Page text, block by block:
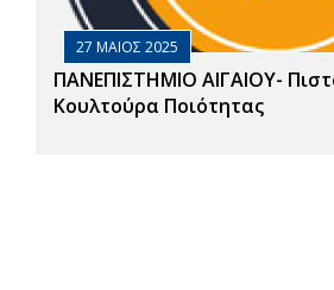
27 ΜΑΙΟΣ 2025
ΠΑΝΕΠΙΣΤΗΜΙΟ ΑΙΓΑΙΟΥ-
Κουλτούρα Ποιότητας